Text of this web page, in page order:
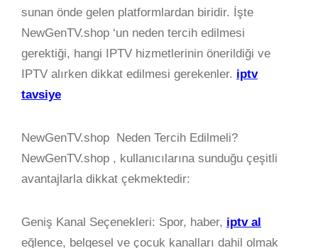
sunan önde gelen platformlardan biridir. İşte
NewGenTV.shop ‘un neden tercih edilmesi
gerektiği, hangi IPTV hizmetlerinin önerildiği ve
IPTV alırken dikkat edilmesi gerekenler. iptv
tavsiye
NewGenTV.shop Neden Tercih Edilmeli?
NewGenTV.shop , kullanıcılarına sunduğu çeşitli
avantajlarla dikkat çekmektedir:
Geniş Kanal Seçenekleri: Spor, haber, iptv al
eğlence, belgesel ve çocuk kanalları dahil olmak